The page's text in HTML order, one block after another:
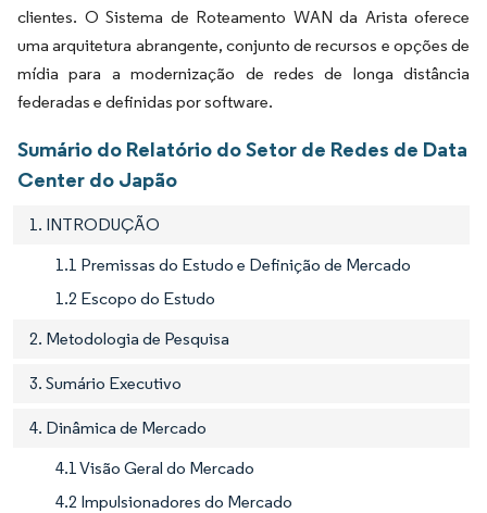
clientes. O Sistema de Roteamento WAN da Arista oferece
uma arquitetura abrangente, conjunto de recursos e opções de
mídia para a modernização de redes de longa distância
federadas e definidas por software.
Sumário do Relatório do Setor de Redes de Data
Center do Japão
1. INTRODUÇÃO
1.1 Premissas do Estudo e Definição de Mercado
1.2 Escopo do Estudo
2. Metodologia de Pesquisa
3. Sumário Executivo
4. Dinâmica de Mercado
4.1 Visão Geral do Mercado
4.2 Impulsionadores do Mercado